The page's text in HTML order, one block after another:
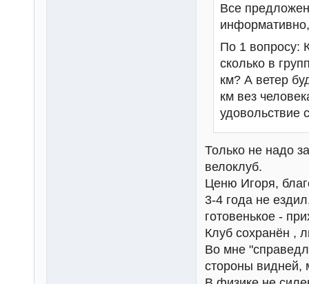
Все
По 1 вопросу:
сколько в
км? А ветер
км вез
удовольствие
Только не надо
велоклуб.
Ценю Игоря,
3-4 года не
готовенькое -
Клуб сохранён ,
Во мне
стороны видней,